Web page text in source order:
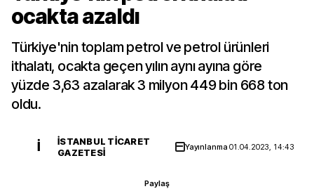
ocakta azaldı
Türkiye'nin toplam petrol ve petrol ürünleri
ithalatı, ocakta geçen yılın aynı ayına göre
yüzde 3,63 azalarak 3 milyon 449 bin 668 ton
oldu.
İ
İSTANBUL TICARET
GAZETESI
Yayınlanma01.04.2023, 14:43
Paylaş